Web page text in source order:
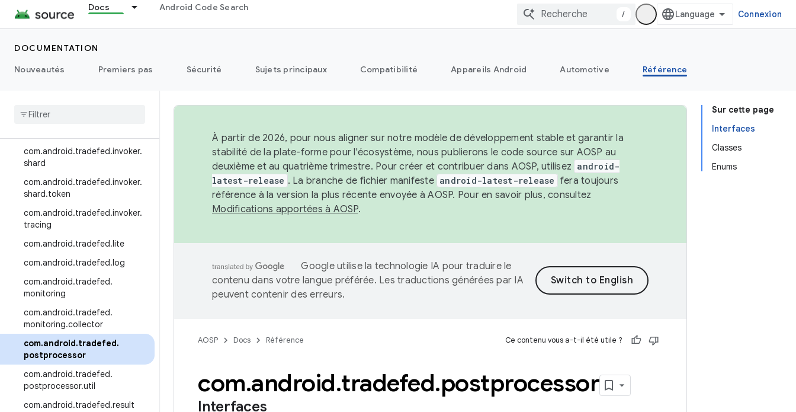
Docs Android Code Search
/ Connexion
DOCUMENTATION
Nouveautés
Premiers pas Sécurité Sujets principaux Compatibilité Appareils Android Automotive Référence
com.android.tradefed.error
com.android.tradefed.host
com.android.tradefed.host.gcs
com.android.tradefed.invoker
com. android
com.android.tradefed.invoker.
shard
com.android.tradefed.invoker.
shard.token
com.android.tradefed.invoker.
tracing
com.android.tradefed.lite
com.android.tradefed.log
com.android.tradefed.
monitoring
com.android.tradefed.
monitoring.collector
com.android.tradefed.
postprocessor
com.android.tradefed.
postprocessor.util
com.android.tradefed.result
Sur cette page
Interfaces
Classes
Enums
À partir de 2026, pour nous aligner sur notre modèle de développement stable et garantir la
stabilité de la plate-forme pour l'écosystème, nous publierons le code source sur AOSP au
deuxième et au quatrième trimestre. Pour créer et contribuer dans AOSP, utilisez android-
latest-release . La branche de fichier manifeste android-latest-release fera toujours
référence à la version la plus récente envoyée à AOSP. Pour en savoir plus, consultez
Modifications apportées à AOSP.
Google utilise la technologie IA pour traduire le
contenu dans votre langue préférée. Les traductions générées par IA
peuvent contenir des erreurs.
AOSP Docs Référence Ce contenu vous a-t-il été utile ?
com.android.tradefed.postprocessor
Interfaces